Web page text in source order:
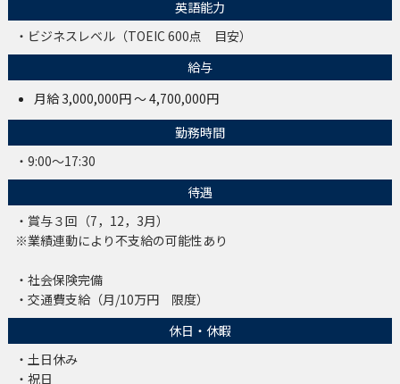
英語能力
・ビジネスレベル（TOEIC 600点 目安）
給与
月給 3,000,000円 ～ 4,700,000円
勤務時間
・9:00～17:30
待遇
・賞与３回（7，12，3月）
※業績連動により不支給の可能性あり
・社会保険完備
・交通費支給（月/10万円 限度）
休日・休暇
・土日休み
・祝日